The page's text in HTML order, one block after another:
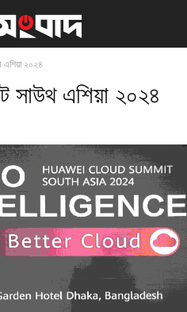
এশিয়া ২০২৪
সাউথ এশিয়া ২০২৪